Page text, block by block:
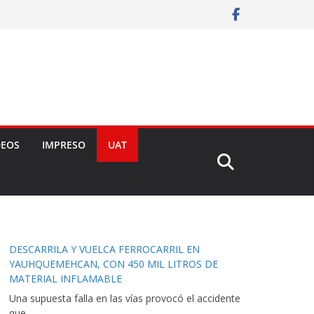
IMPRESO UAT
DESCARRILA Y VUELCA FERROCARRIL EN
YAUHQUEMEHCAN, CON 450 MIL LITROS DE
MATERIAL INFLAMABLE
Una supuesta falla en las vías provocó el accidente